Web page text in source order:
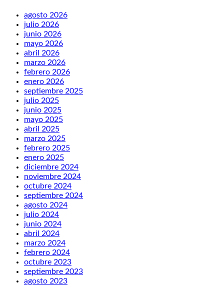
agosto 2026
julio 2026
junio 2026
mayo 2026
abril 2026
marzo 2026
febrero 2026
enero 2026
septiembre 2025
julio 2025
junio 2025
mayo 2025
abril 2025
marzo 2025
febrero 2025
enero 2025
diciembre 2024
noviembre 2024
octubre 2024
septiembre 2024
agosto 2024
julio 2024
junio 2024
abril 2024
marzo 2024
febrero 2024
octubre 2023
septiembre 2023
agosto 2023